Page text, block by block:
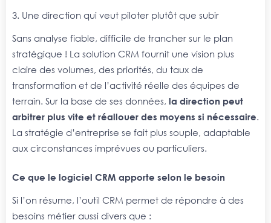
3. Une direction qui veut piloter plutôt que subir
Sans analyse fiable, difficile de trancher sur le plan
stratégique ! La solution CRM fournit une vision plus
claire des volumes, des priorités, du taux de
transformation et de l’activité réelle des équipes de
terrain. Sur la base de ses données, la direction peut
arbitrer plus vite et réallouer des moyens si nécessaire.
La stratégie d’entreprise se fait plus souple, adaptable
aux circonstances imprévues ou particuliers.
Ce que le logiciel CRM apporte selon le besoin
Si l’on résume, l’outil CRM permet de répondre à des
besoins métier aussi divers que :